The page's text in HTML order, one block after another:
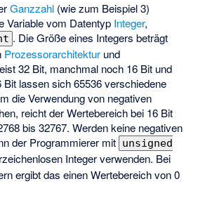
Ganzzahl (wie zum Beispiel 3)
Variable vom Datentyp Integer,
. Die Größe eines Integers beträgt
Prozessorarchitektur und
32 Bit, manchmal noch 16 Bit und
Bit lassen sich 65536 verschiedene
die Verwendung von negativen
reicht der Wertebereich bei 16 Bit
bis 32767. Werden keine negativen
der Programmierer mit unsigned
Integer verwenden. Bei
ergibt das einen Wertebereich von 0